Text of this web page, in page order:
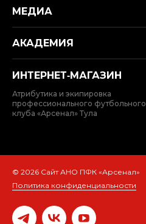
МЕДИА
АКАДЕМИЯ
ИНТЕРНЕТ‑МАГАЗИН
Атрибутика и экипировка
профессионального футбольного
клуба «Арсенал» Тула
© 2026 Сайт АНО ПФК «Арсенал»
Политика конфиденциальности